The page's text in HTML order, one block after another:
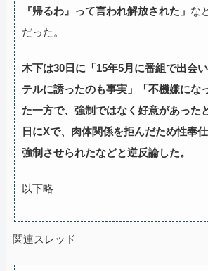
『帰るわ』って言われ解放された」 な
だった。
木下は30日に「15年5月に番組で出会
テルに誘ったのも事実」「不機嫌にな
た一方で、強制ではなく好意があった
日にXで、肉体関係を拒んだため性奉
強制させられたなどと逆反論した。
以下略
関連スレッド